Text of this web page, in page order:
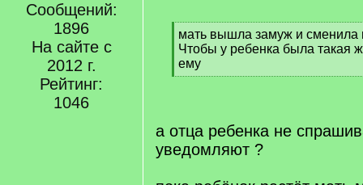
Сообщений:
1896
На сайте с
2012 г.
Рейтинг:
1046
[
q
]
мать вышла замуж и
Чтобы у ребенка была такая
ему
[
а отца ребенка не
уведомляют ?